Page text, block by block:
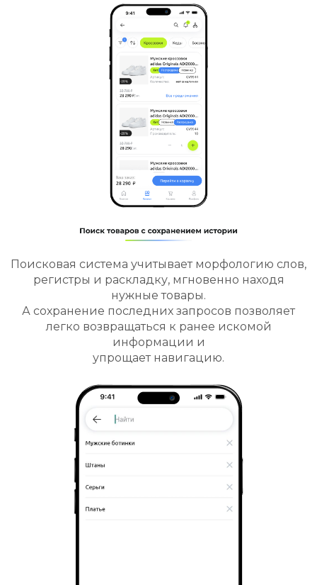
Поисковая система учитывает морфологию слов,
регистры и раскладку, мгновенно находя
нужные товары.
А сохранение последних запросов позволяет
легко возвращаться к ранее искомой
информации и
упрощает навигацию.